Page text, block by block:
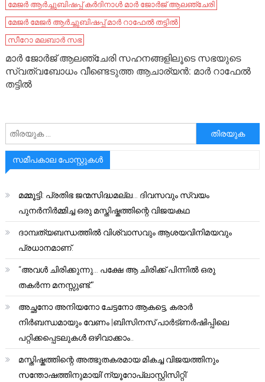
മേജർ ആർച്ചുബിഷപ്പ് കർദിനാൾ മാർ ജോർജ് ആലഞ്ചേരി
മേജർ മേജർ ആർച്ചുബിഷപ്പ് മാർ റാഫേൽ തട്ടിൽ
സീറോ മലബാര്‍ സഭ
മാർ ജോർജ് ആലഞ്ചേരി സഹനങ്ങളിലൂടെ സഭയുടെ
സ്വത്വബോധം വീണ്ടെടുത്ത ആചാര്യൻ: മാർ റാഫേൽ
തട്ടിൽ
അനേഷിക്കുക
സമീപകാല പോസ്റ്റുകൾ
മമ്മൂട്ടി: പ്രതിഭ ജന്മസിദ്ധമല്ല… ദിവസവും സ്വയം
പുനർനിർമ്മിച്ച ഒരു മസ്തിഷ്കത്തിന്റെ വിജയകഥ
ദാമ്പത്യബന്ധത്തിൽ വിശ്വാസവും ആശയവിനിമയവും
പ്രധാനമാണ്.
“അവൾ ചിരിക്കുന്നു… പക്ഷേ ആ ചിരിക്ക് പിന്നിൽ ഒരു
തകർന്ന മനസ്സുണ്ട്.”
അച്ഛനോ അനിയനോ ചേട്ടനോ ആകട്ടെ, കരാർ
നിർബന്ധമായും വേണം |ബിസിനസ് പാർട്ണർഷിപ്പിലെ
പറ്റിക്കപ്പെടലുകൾ ഒഴിവാക്കാം..
മസ്തിഷ്കത്തിന്റെ അത്ഭുതകരമായ മികച്ച വിജയത്തിനും
സന്തോഷത്തിനുമായി’ന്യൂറോപ്ലാസ്റ്റിസിറ്റി’